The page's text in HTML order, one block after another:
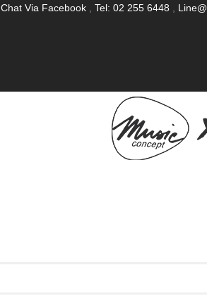
Chat Via Facebook Tel: 02 255 6448 Line@